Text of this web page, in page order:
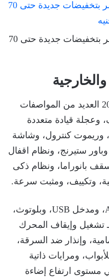
تمتلك هافال جوليان موديل 2025 العديد من المواصفات
وعجلة قيادة متعددة
وريموت كنترول، وشاشة
ستيرنج، ونظام اقفال
بانوراما، ونظام ذكى
وتكييف، ومثبت سرعة.
وكذلك تحتوي على مدخل AUX، ومدخل USB، وبلوتوث،
تشغيل وإيقاف المحرك
وإنذار ضد السرقة،
ومرايات ذاتية
مستوى ارتفاع إضاءة